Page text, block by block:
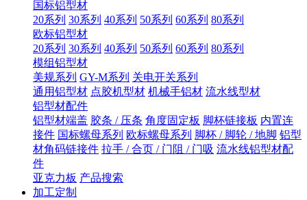
国标铝型材
20系列 30系列 40系列 50系列 60系列 80系列
欧标铝型材
20系列 30系列 40系列 50系列 60系列 80系列
模组铝型材
美规系列 GY-M系列 关电开关系列
通用铝型材 点胶机型材 机械手铝材 流水线型材
铝型材配件
铝型材端盖 胶条 / 压条 角度固定板 脚杯链接板 内置连
接件 国标螺母系列 欧标螺母系列 脚杯 / 脚轮 / 地脚 铝型
材角码链接件 拉手 / 合页 / 门阻 / 门吸 流水线铝型材配
件
亚克力板 产品搜索
加工定制